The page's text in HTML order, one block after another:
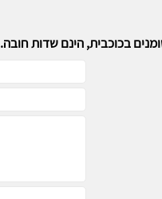
בכוכבית, הינם שדות חובה.